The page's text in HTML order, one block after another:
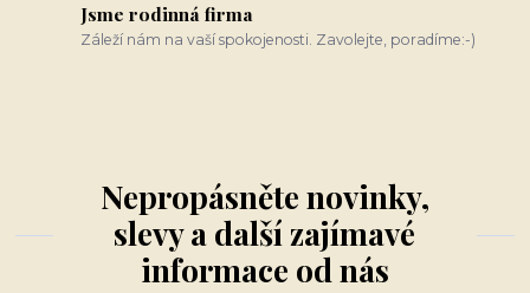
Jsme rodinná firma
Záleží nám na vaší spokojenosti. Zavolejte, poradíme:-)
Nepropásněte novinky,
slevy a další zajímavé
informace od nás